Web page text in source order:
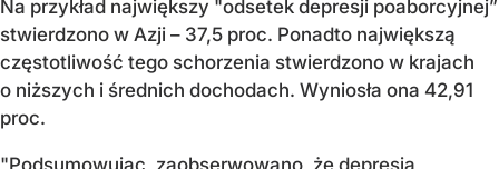
Na przykład największy "odsetek depresji poaborcyjnej”
stwierdzono w Azji – 37,5 proc. Ponadto największą
częstotliwość tego schorzenia stwierdzono w krajach
o niższych i średnich dochodach. Wyniosła ona 42,91
proc.